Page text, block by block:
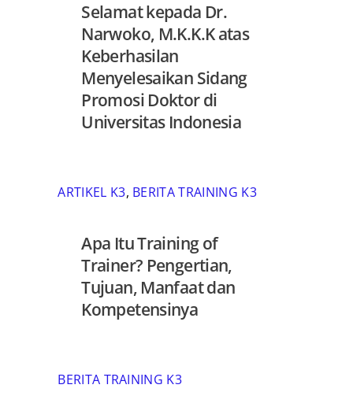
Selamat kepada Dr.
Narwoko, M.K.K.K atas
Keberhasilan
Menyelesaikan Sidang
Promosi Doktor di
Universitas Indonesia
ARTIKEL K3, BERITA TRAINING K3
Apa Itu Training of
Trainer? Pengertian,
Tujuan, Manfaat dan
Kompetensinya
BERITA TRAINING K3